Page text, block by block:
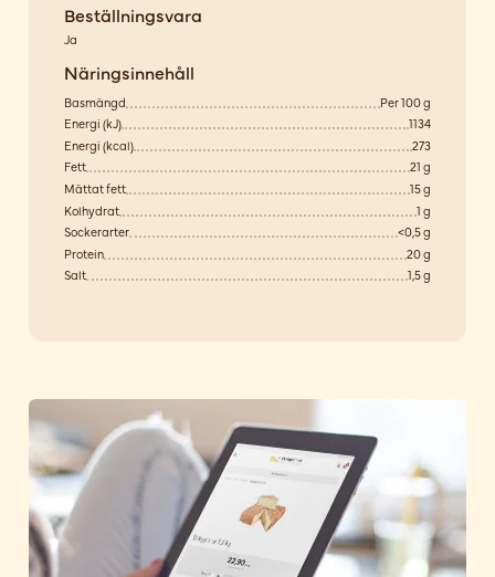
Beställningsvara
Ja
Näringsinnehåll
Basmängd
Per 100 g
Energi (kJ)
1134
Energi (kcal)
273
Fett
21 g
Mättat fett
15 g
Kolhydrat
1 g
Sockerarter
<0,5 g
Protein
20 g
Salt
1,5 g